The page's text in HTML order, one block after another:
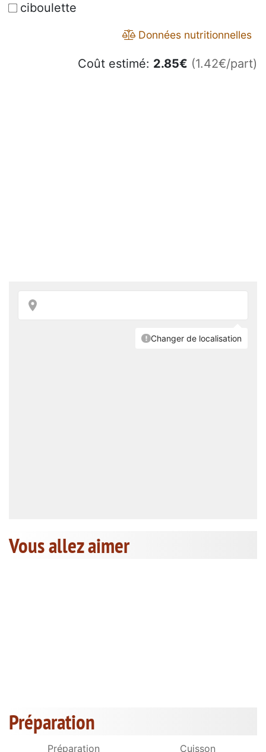
ciboulette
Données nutritionnelles
Coût estimé: 2.85€ (1.42€/part)
Vous allez aimer
Préparation
Préparation Cuisson